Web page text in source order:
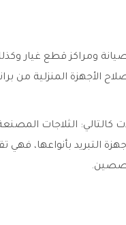
ومراكز قطع غيار
الأجهزة المنزلية من
كالتالي: الثلاجات
التبريد بأنواعها،